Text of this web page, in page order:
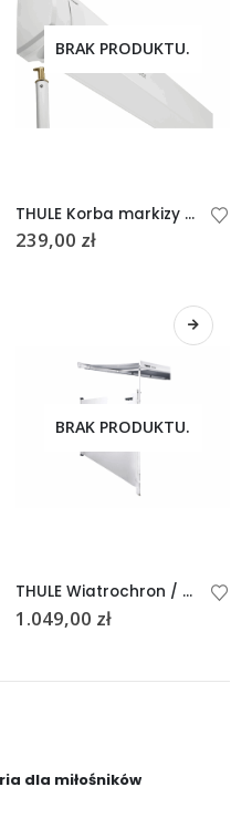
BRAK PRODUKTU.
THULE Korba markizy 102 -155 cm
239,00 zł
BRAK PRODUKTU.
THULE Wiatrochron / Panel boczny Windscreen 300×140
1.049,00 zł
dla miłośników